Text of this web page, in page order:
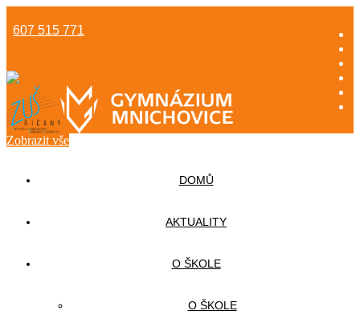
607 515 771
Zobrazit vše
DOMŮ
AKTUALITY
O ŠKOLE
O ŠKOLE